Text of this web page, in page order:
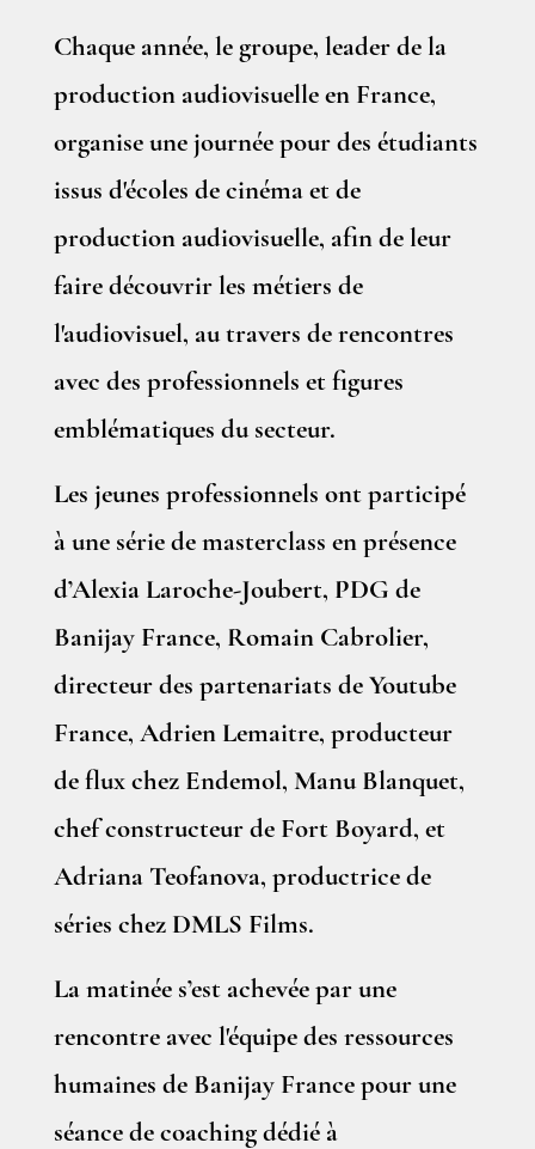
Chaque année, le groupe, leader de la
production audiovisuelle en France,
organise une journée pour des étudiants
issus d'écoles de cinéma et de
production audiovisuelle, afin de leur
faire découvrir les métiers de
l'audiovisuel, au travers de rencontres
avec des professionnels et figures
emblématiques du secteur.
Les jeunes professionnels ont participé
à une série de masterclass en présence
d’Alexia Laroche-Joubert, PDG de
Banijay France, Romain Cabrolier,
directeur des partenariats de Youtube
France, Adrien Lemaitre, producteur
de flux chez Endemol, Manu Blanquet,
chef constructeur de Fort Boyard, et
Adriana Teofanova, productrice de
séries chez DMLS Films.
La matinée s’est achevée par une
rencontre avec l'équipe des ressources
humaines de Banijay France pour une
séance de coaching dédié à